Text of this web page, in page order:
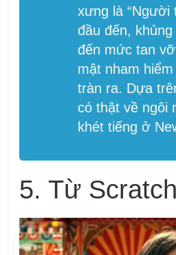
xưng là “Người
đầu đến,
đến mức tan
mật nham
tràn ra. Dựa
có thật về ngôi
khét tiếng ở
5. Từ Scratch